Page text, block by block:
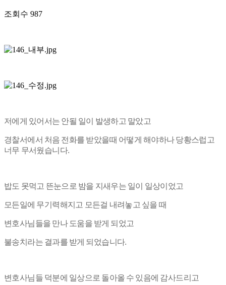
조회수 987
저에게 있어서는 안될 일이 발생하고 말았고
경찰서에서 처음 전화를 받았을때 어떻게 해야하나 당황스럽고
너무 무서웠습니다.
밥도 못먹고 뜬눈으로 밤을 지새우는 일이 일상이었고
모든일에 무기력해지고 모든걸 내려놓고 싶을 때
변호사님들을 만나 도움을 받게 되었고
불송치라는 결과를 받게 되었습니다.
변호사님들 덕분에 일상으로 돌아올 수 있음에 감사드리고